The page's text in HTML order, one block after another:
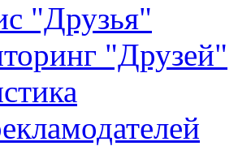
"Друзья"
"Друзей"